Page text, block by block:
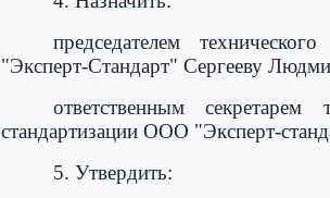
председателем
"Эксперт-Стандарт" Сергееву
ответственным
стандартизации ООО "Эксперт-
5. Утвердить: